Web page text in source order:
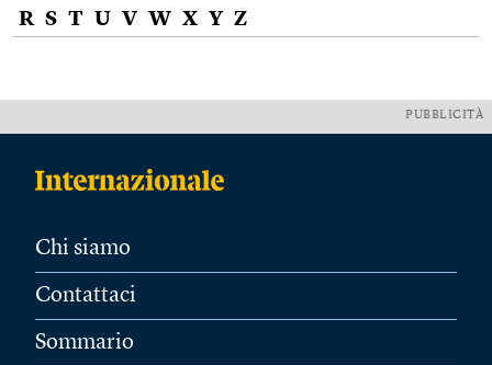
R S T U V W X Y Z
PUBBLICITÀ
Chi siamo
Contattaci
Sommario